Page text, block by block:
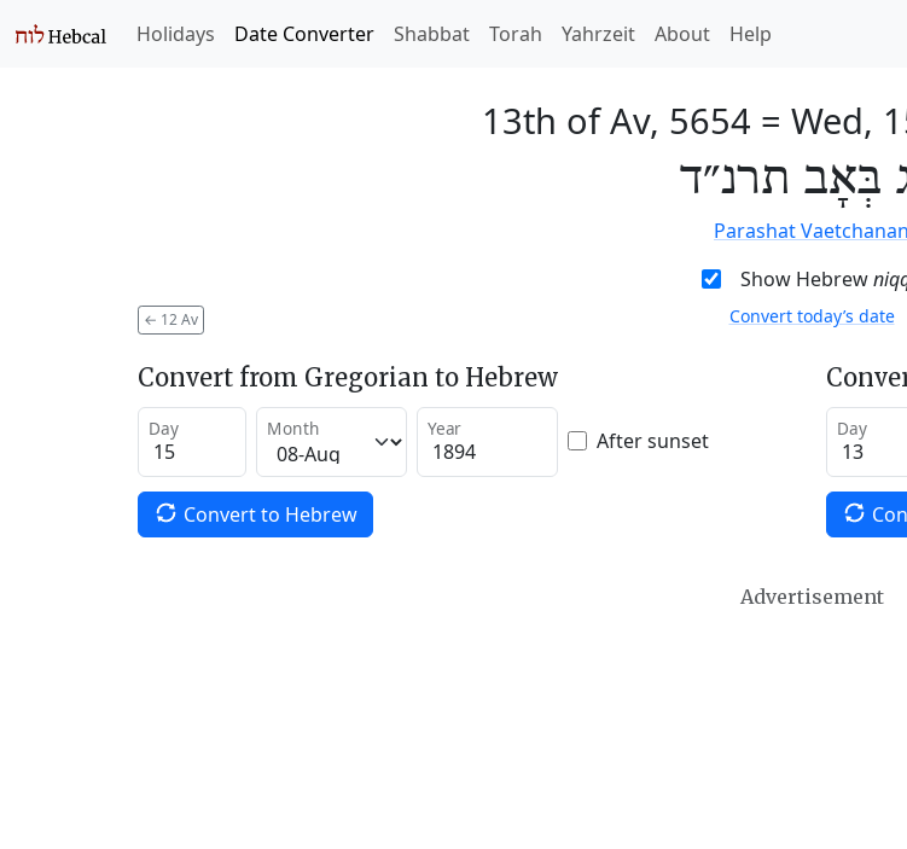
Holidays Date Converter Shabbat Torah Yahrzeit About Help
13th of Av, 5654 = Wed,
בְּאָב תרנ״ד
Parashat Vaetchanan
Show Hebrew
← 12 Av Convert today’s date
Convert from Gregorian to Hebrew
Day Month Year After sunset
Convert to Hebrew
Day
Advertisement